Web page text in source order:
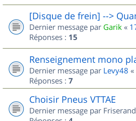
[Disque de frein] -->
Dernier message par Garik «
Réponses : 15
Renseignement mono
Dernier message par Levy48 «
Réponses : 7
Choisir Pneus VTTAE
Dernier message par